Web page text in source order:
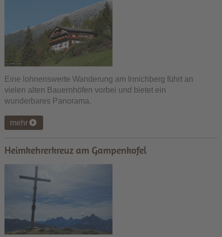
Eine lohnenswerte Wanderung am Innichberg führt an
vielen alten Bauernhöfen vorbei und bietet ein
wunderbares Panorama.
mehr
Heimkehrerkreuz am Gampenkofel